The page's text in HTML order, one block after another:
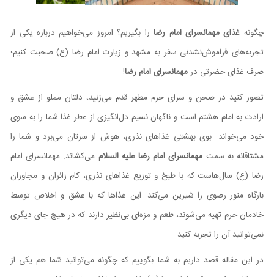
چگونه غذای مهمانسرای امام رضارا بگیریم؟ امروز می‌خواهیم درباره یکی از
تجربه‌های فراموش‌نشدنی سفر به مشهد و زیارت امام رضا (ع) صحبت کنیم؛
صرف غذای حضرتی درمهمانسرای امام رضا!
تصور کنید در صحن و سرای حرم مطهر قدم می‌زنید، دلتان مملو از عشق و
ارادت به امام هشتم است و ناگهان نسیم دل‌انگیزی از عطر غذا شما را به سوی
خود می‌خواند. بوی بهشتی غذاهای نذری، هوش از سرتان می‌برد و شما را
مشتاقانه به سمت مهمانسرای امام رضا علیه السلام می‌کشاند. مهمانسرای امام
رضا (ع) سال‌هاست که با طبخ و توزیع غذاهای نذری، کام زائران و مجاوران
بارگاه منور رضوی را شیرین می‌کند. این غذاها که با عشق و اخلاص توسط
خادمان حرم تهیه می‌شوند، طعم و مزه‌ای بی‌نظیر دارند که در هیچ جای دیگری
نمی‌توانید آن را تجربه کنید.
در این مقاله قصد داریم به شما بگوییم که چگونه می‌توانید شما هم یکی از